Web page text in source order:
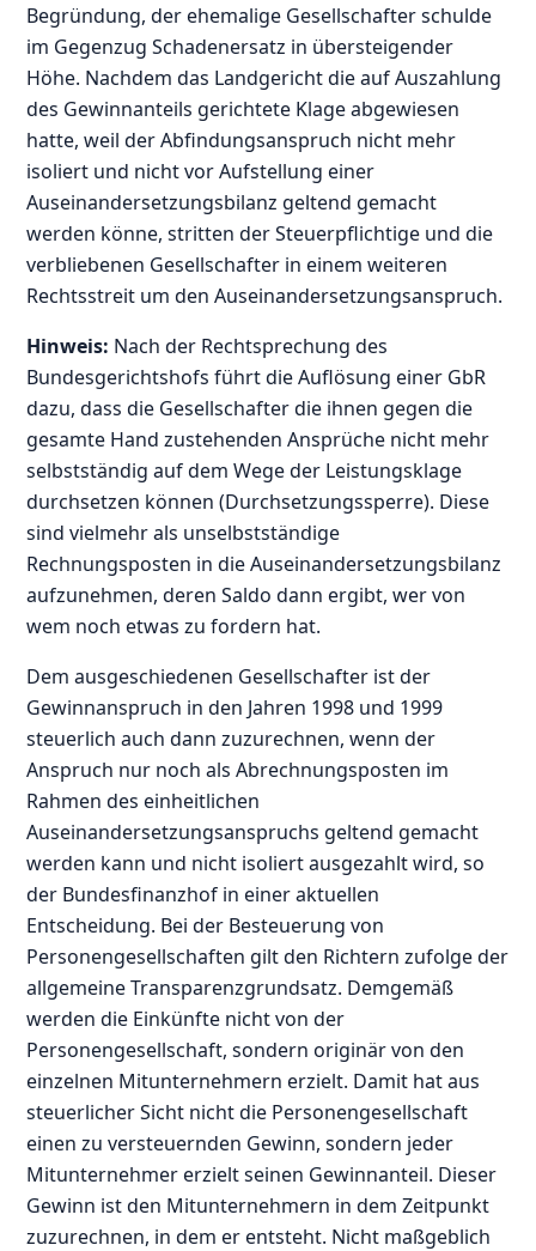
Begründung, der ehemalige Gesellschafter schulde
im Gegenzug Schadenersatz in übersteigender
Höhe. Nachdem das Landgericht die auf Auszahlung
des Gewinnanteils gerichtete Klage abgewiesen
hatte, weil der Abfindungsanspruch nicht mehr
isoliert und nicht vor Aufstellung einer
Auseinandersetzungsbilanz geltend gemacht
werden könne, stritten der Steuerpflichtige und die
verbliebenen Gesellschafter in einem weiteren
Rechtsstreit um den Auseinandersetzungsanspruch.
Hinweis: Nach der Rechtsprechung des
Bundesgerichtshofs führt die Auflösung einer GbR
dazu, dass die Gesellschafter die ihnen gegen die
gesamte Hand zustehenden Ansprüche nicht mehr
selbstständig auf dem Wege der Leistungsklage
durchsetzen können (Durchsetzungssperre). Diese
sind vielmehr als unselbstständige
Rechnungsposten in die Auseinandersetzungsbilanz
aufzunehmen, deren Saldo dann ergibt, wer von
wem noch etwas zu fordern hat.
Dem ausgeschiedenen Gesellschafter ist der
Gewinnanspruch in den Jahren 1998 und 1999
steuerlich auch dann zuzurechnen, wenn der
Anspruch nur noch als Abrechnungsposten im
Rahmen des einheitlichen
Auseinandersetzungsanspruchs geltend gemacht
werden kann und nicht isoliert ausgezahlt wird, so
der Bundesfinanzhof in einer aktuellen
Entscheidung. Bei der Besteuerung von
Personengesellschaften gilt den Richtern zufolge der
allgemeine Transparenzgrundsatz. Demgemäß
werden die Einkünfte nicht von der
Personengesellschaft, sondern originär von den
einzelnen Mitunternehmern erzielt. Damit hat aus
steuerlicher Sicht nicht die Personengesellschaft
einen zu versteuernden Gewinn, sondern jeder
Mitunternehmer erzielt seinen Gewinnanteil. Dieser
Gewinn ist den Mitunternehmern in dem Zeitpunkt
zuzurechnen, in dem er entsteht. Nicht maßgeblich